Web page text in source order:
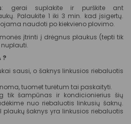
: gerai suplakite ir purškite ant
Palaukite 1 iki 3 min. kad įsigertų.
naudoti po kiekvieno plovimo.
įtrinti į drėgnus plaukus (tepti tik
?
sausi, o šaknys linkusios riebaluotis
tuomet turėtum tai paskaityti.
tik šampūnas ir kondicionierius šių
nuo riebaluotis linkusių šaknų.
plaukų šaknys yra linkusios riebaluotis